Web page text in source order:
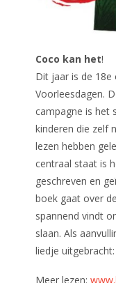
Coco kan het!
Dit jaar is de 18e
Voorleesdagen.
campagne is het
kinderen die zelf
lezen hebben
centraal staat is
geschreven en
boek gaat over
spannend vindt
slaan. Als
liedje uitgebracht:
Meer lezen: